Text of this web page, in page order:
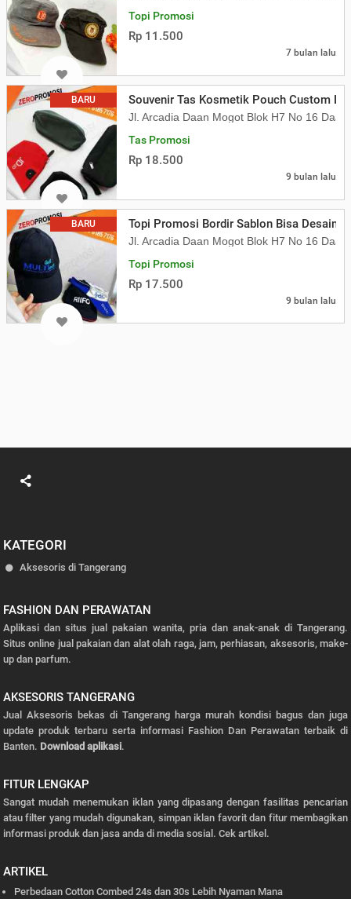
Topi Promosi
Rp 11.500
7 bulan lalu
BARU Souvenir Tas Kosmetik Pouch Custom
Jl. Arcadia Daan Mogot Blok H7 No 16
Tas Promosi
Rp 18.500
9 bulan lalu
BARU Topi Promosi Bordir Sablon Bisa Desain
Jl. Arcadia Daan Mogot Blok H7 No 16
Topi Promosi
Rp 17.500
9 bulan lalu
KATEGORI
Aksesoris di Tangerang
FASHION DAN PERAWATAN
Aplikasi dan situs jual pakaian wanita, pria dan anak-anak di Tangerang.
Situs online jual pakaian dan alat olah raga, jam, perhiasan, aksesoris, make-
up dan parfum.
AKSESORIS TANGERANG
Jual Aksesoris bekas di Tangerang harga murah kondisi bagus dan juga
update produk terbaru serta informasi Fashion Dan Perawatan terbaik di
Banten. Download aplikasi.
FITUR LENGKAP
Sangat mudah menemukan iklan yang dipasang dengan fasilitas pencarian
atau filter yang mudah digunakan, simpan iklan favorit dan fitur membagikan
informasi produk dan jasa anda di media sosial. Cek artikel.
ARTIKEL
Perbedaan Cotton Combed 24s dan 30s Lebih Nyaman Mana